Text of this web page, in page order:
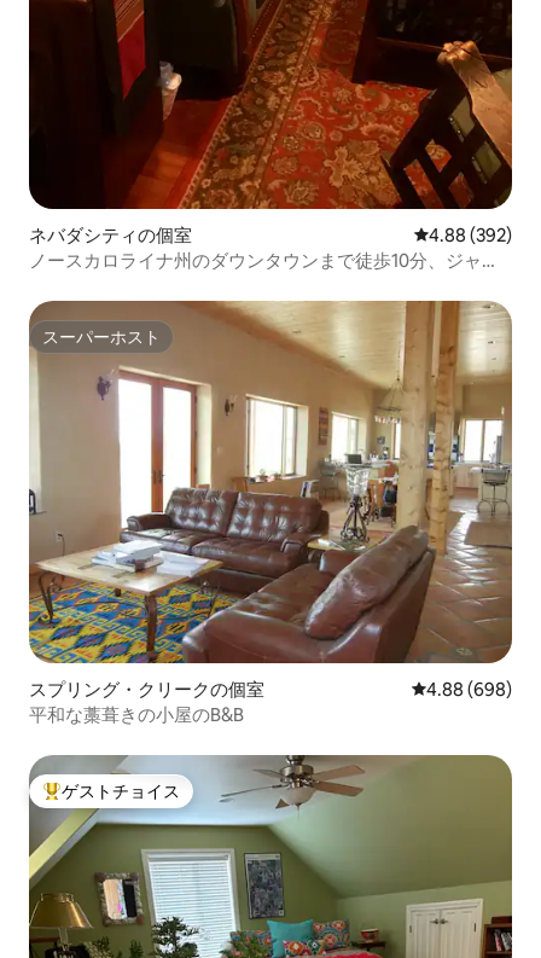
ネバダシティの個室 レビュー392
4.88 (392)
ノースカロライナ州のダウンタウンまで徒歩10分、ジャグ
スーパーホスト
スーパーホスト
スプリング・クリークの個室 レビュー698件
4.88 (698)
平和な藁葺きの小屋のB&B
大好評のゲストチョイスです。
ゲストチョイス